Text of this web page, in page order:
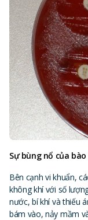
Sự bùng nổ của
Bên cạnh vi khuẩn,
không khí với số
nước, bí khí và thiếu
bám vào, nảy mầm